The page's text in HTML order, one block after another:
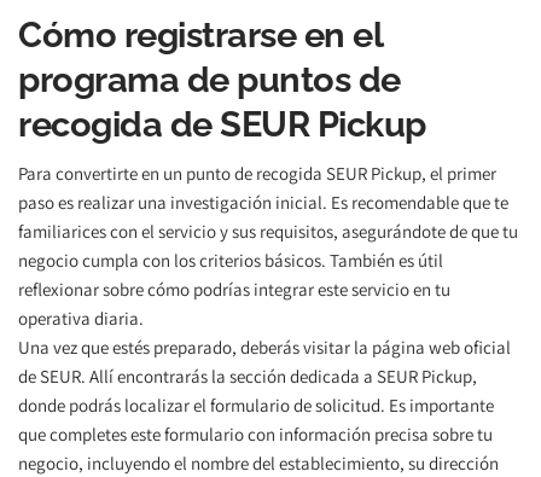
Cómo registrarse en el
programa de puntos de
recogida de SEUR Pickup
Para convertirte en un punto de recogida SEUR Pickup, el primer
paso es realizar una investigación inicial. Es recomendable que te
familiarices con el servicio y sus requisitos, asegurándote de que tu
negocio cumpla con los criterios básicos. También es útil
reflexionar sobre cómo podrías integrar este servicio en tu
operativa diaria.
Una vez que estés preparado, deberás visitar la página web oficial
de SEUR. Allí encontrarás la sección dedicada a SEUR Pickup,
donde podrás localizar el formulario de solicitud. Es importante
que completes este formulario con información precisa sobre tu
negocio, incluyendo el nombre del establecimiento, su dirección